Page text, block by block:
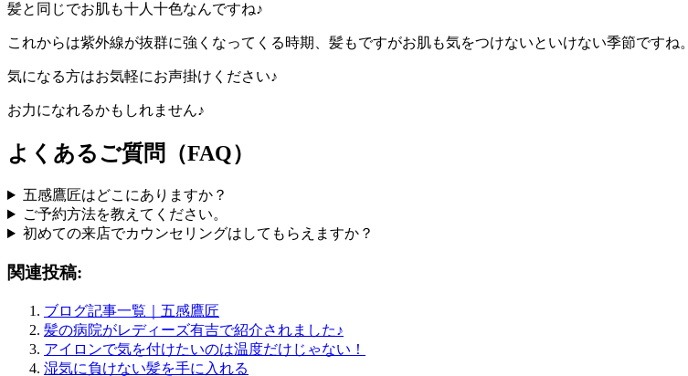
髪と同じでお肌も十人十色なんですね♪
これからは紫外線が抜群に強くなってくる時期、髪もですがお肌も気をつけないといけない季節ですね。
気になる方はお気軽にお声掛けください♪
お力になれるかもしれません♪
よくあるご質問（FAQ）
五感鷹匠はどこにありますか？
ご予約方法を教えてください。
初めての来店でカウンセリングはしてもらえますか？
関連投稿:
ブログ記事一覧｜五感鷹匠
髪の病院がレディーズ有吉で紹介されました♪
アイロンで気を付けたいのは温度だけじゃない！
湿気に負けない髪を手に入れる